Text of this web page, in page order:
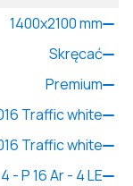
1400x2100mm
Skręcać
Premium
Traffic white
Traffic white
- P 16 Ar - 4 LE